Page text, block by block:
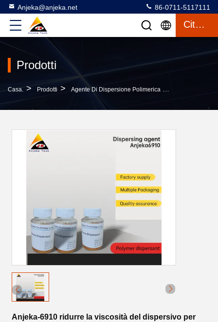
Anjeka@anjeka.net 86-0711-5117111
Citazione
Prodotti
Casa. > Prodotti > Agente Di Dispersione Polimerica >
Anjeka-6910 ridurre la viscosità del dispersivo per